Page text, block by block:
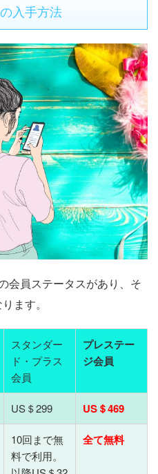
入手方法
会員ステータスがあり、そ
ます。
スタンダー
ド・プラス
会員
プレステー
ジ会員
US＄299 US＄469
10回まで無
料で利用。
全て無料